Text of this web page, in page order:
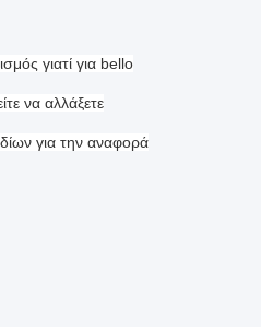
γιατί για bello
να αλλάξετε
για την αναφορά